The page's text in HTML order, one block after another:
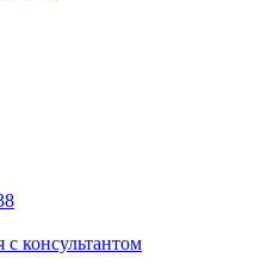
консультантом